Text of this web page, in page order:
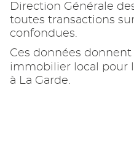
Direction Générale
toutes transactions
confondues.
Ces données
immobilier local pour
à La Garde.